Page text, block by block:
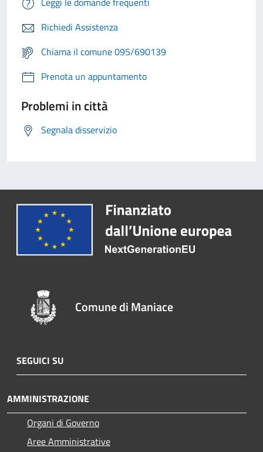
Richiedi Assistenza
Chiama il comune 095/690139
Prenota un appuntamento
Problemi in città
Segnala disservizio
Comune di Maniace
SEGUICI SU
AMMINISTRAZIONE
Organi di Governo
Aree Amministrative